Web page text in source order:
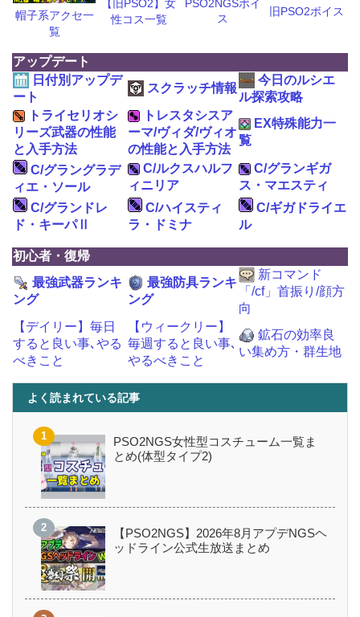
帽子系アクセ一
覧
【旧PSO2】女
性コス一覧
PSO2NGSボイ
ス
旧PSO2ボイス
アップデート
日付別アップデ
ート
スクラッチ情報
今日のルシエ
ル探索攻略
トライセリオシ
リーズ武器の性能
と入手方法
トレスタシスア
ーマ/ヴィダ/ヴィオ
の性能と入手方法
EX特殊能力一
覧
C/グラングラデ
ィエ・ソール
C/ルクスハルフ
ィニリア
C/グランギガ
ス・マエスティ
C/グランドレ
ド・キーパⅡ
C/ハイスティ
ラ・ドミナ
C/ギガドライエ
ル
初心者・復帰
最強武器ランキ
ング
最強防具ランキ
ング
新コマンド
「/cf」首振り/顔方
向
【デイリー】毎日
すると良い事､やる
べきこと
【ウィークリー】
毎週すると良い事､
やるべきこと
鉱石の効率良
い集め方・群生地
よく読まれている記事
PSO2NGS女性型コスチューム一覧ま
とめ(体型タイプ2)
【PSO2NGS】2026年8月アプデNGSヘ
ッドライン公式生放送まとめ